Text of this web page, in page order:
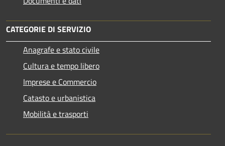
CATEGORIE DI SERVIZIO
Anagrafe e stato civile
Cultura e tempo libero
Imprese e Commercio
Catasto e urbanistica
Mobilità e trasporti